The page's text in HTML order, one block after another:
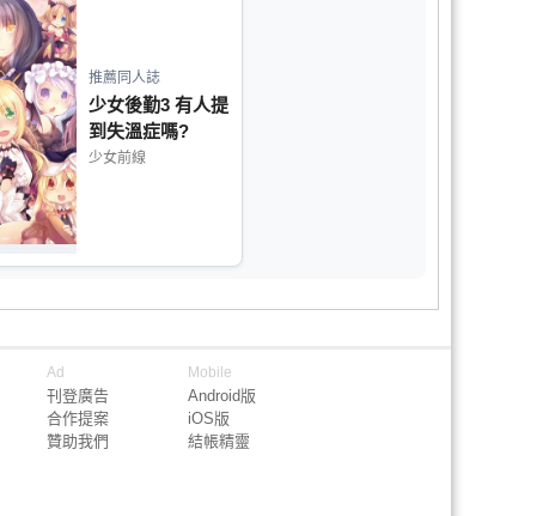
推薦同人誌
少女後勤3 有人提
到失溫症嗎?
少女前線
Ad
刊登廣告
合作提案
贊助我們
Mobile
Android版
iOS版
結帳精靈